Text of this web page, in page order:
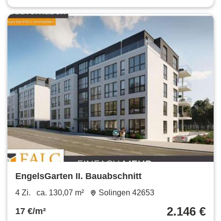
EngelsGarten II. Bauabschnitt
4 Zi. ca. 130,07 m² Solingen 42653
17 €/m² 2.146 €